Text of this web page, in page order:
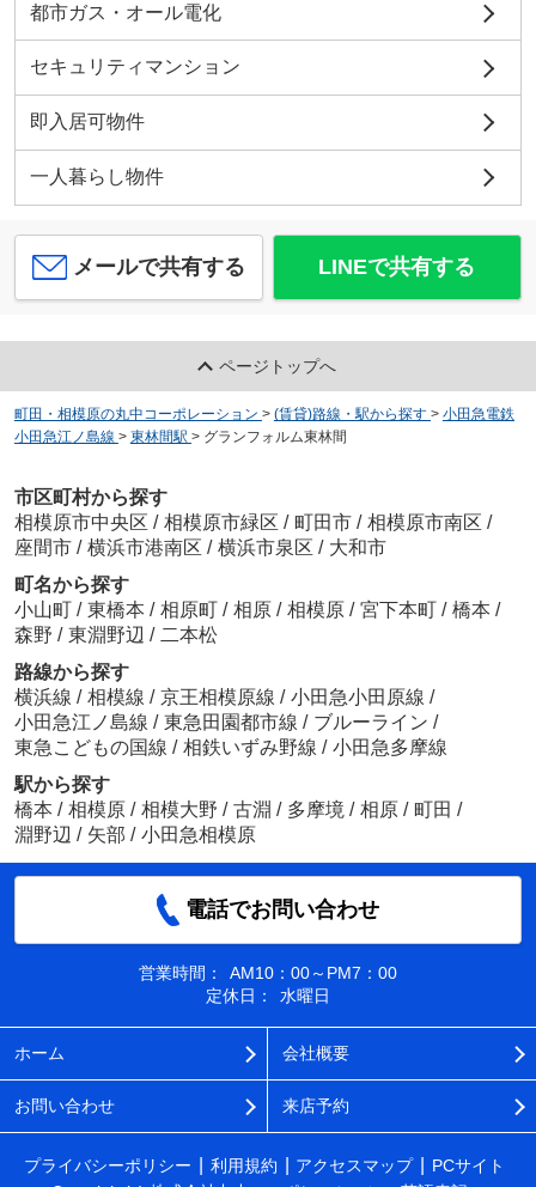
都市ガス・オール電化
セキュリティマンション
即入居可物件
一人暮らし物件
メールで共有する LINEで共有する
ページトップへ
町田・相模原の丸中コーポレーション > (賃貸)路線・駅から探す > 小田急電鉄
小田急江ノ島線 > 東林間駅 > グランフォルム東林間
市区町村から探す
相模原市中央区 / 相模原市緑区 / 町田市 / 相模原市南区 /
座間市 / 横浜市港南区 / 横浜市泉区 / 大和市
町名から探す
小山町 / 東橋本 / 相原町 / 相原 / 相模原 / 宮下本町 / 橋本 /
森野 / 東淵野辺 / 二本松
路線から探す
横浜線 / 相模線 / 京王相模原線 / 小田急小田原線 /
小田急江ノ島線 / 東急田園都市線 / ブルーライン /
東急こどもの国線 / 相鉄いずみ野線 / 小田急多摩線
駅から探す
橋本 / 相模原 / 相模大野 / 古淵 / 多摩境 / 相原 / 町田 /
淵野辺 / 矢部 / 小田急相模原
電話でお問い合わせ
営業時間：
AM10：00～PM7：00
定休日：
水曜日
ホーム 会社概要
お問い合わせ 来店予約
プライバシーポリシー 利用規約 アクセスマップ
PCサイト